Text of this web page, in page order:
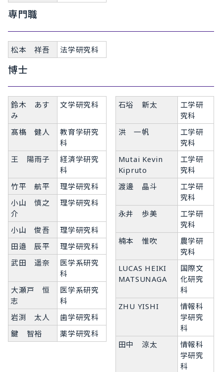
専門職
松本 祥吾 法学研究科
博士
鈴木 あす
み
文学研究科
髙𣘺 健人
教育学研究
科
王 陽雨子
経済学研究
科
竹平 航平
理学研究科
小山 慎之
介
理学研究科
小山 俊吾
理学研究科
田邉 辰平
理学研究科
武田 遥奈
医学系研究
科
大瀬戸 恒
志
医学系研究
科
岩渕 太人
歯学研究科
鍵 智裕
薬学研究科
石﨏 新太
工学研
究科
洪 一帆
工学研
究科
Mutai Kevin
Kipruto
工学研
究科
渡邊 晶斗
工学研
究科
永井 歩美
工学研
究科
楠本 惟吹
農学研
究科
LUCAS HEIKI
MATSUNAGA
国際文
化研究
科
ZHU YISHI
情報科
学研究
科
田中 涼太
情報科
学研究
科